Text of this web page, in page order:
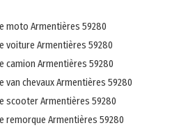
moto Armentières 59280
voiture Armentières 59280
camion Armentières 59280
van chevaux Armentières 59280
scooter Armentières 59280
remorque Armentières 59280